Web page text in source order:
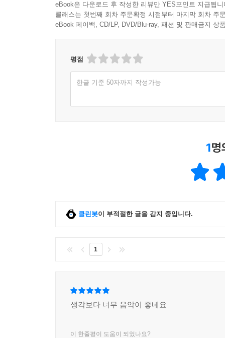
eBook은 다운로드 후 작성한 리뷰만 YES포인트 지급됩니
클래스는 첫번째 회차 주문확정 시점부터 마지막 회차 주
eBook 페이백, CD/LP, DVD/Blu-ray, 패션 및 판매금지 상
평점
한글 기준 50자까지 작성가능
1명
클린봇이 부적절한 글을 감지 중입니다.
1
생각보다 너무 음악이 좋네요
이 한줄평이 도움이 되었나요?